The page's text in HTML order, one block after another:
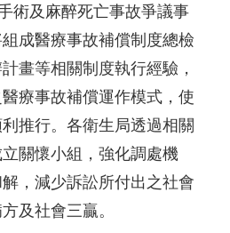
術及麻醉死亡事故爭議事
成醫療事故補償制度總檢
畫等相關制度執行經驗，
療事故補償運作模式，使
推行。各衛生局透過相關
關懷小組，強化調處機
，減少訴訟所付出之社會
及社會三贏。